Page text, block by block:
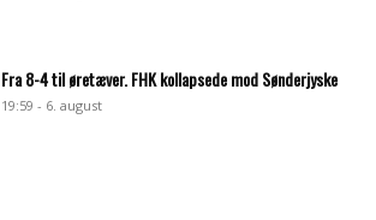
Fra 8-4 til øretæver. FHK kollapsede mod Sønderjyske
19:59 - 6. august